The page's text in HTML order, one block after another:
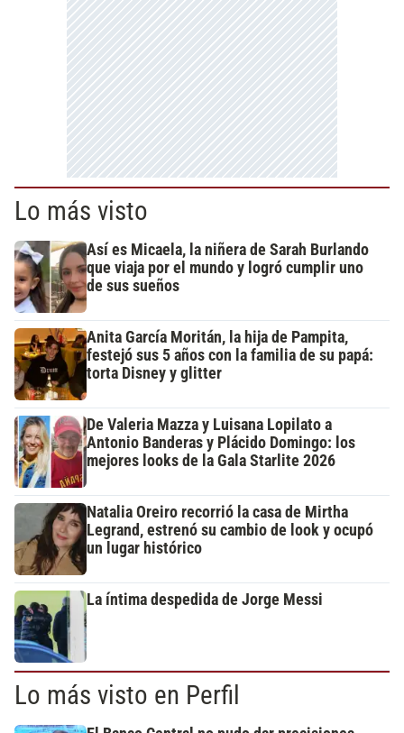
Lo más visto
Así es Micaela, la niñera de Sarah Burlando
que viaja por el mundo y logró cumplir uno
de sus sueños
Anita García Moritán, la hija de Pampita,
festejó sus 5 años con la familia de su papá:
torta Disney y glitter
De Valeria Mazza y Luisana Lopilato a
Antonio Banderas y Plácido Domingo: los
mejores looks de la Gala Starlite 2026
Natalia Oreiro recorrió la casa de Mirtha
Legrand, estrenó su cambio de look y ocupó
un lugar histórico
La íntima despedida de Jorge Messi
Lo más visto en Perfil